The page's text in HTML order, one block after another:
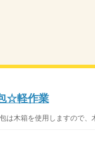
☆軽作業
は木箱を使用しますので、